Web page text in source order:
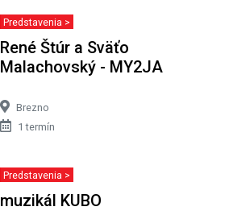
Predstavenia >
René Štúr a Sväťo
Malachovský - MY2JA
Brezno
1 termín
Predstavenia >
muzikál KUBO